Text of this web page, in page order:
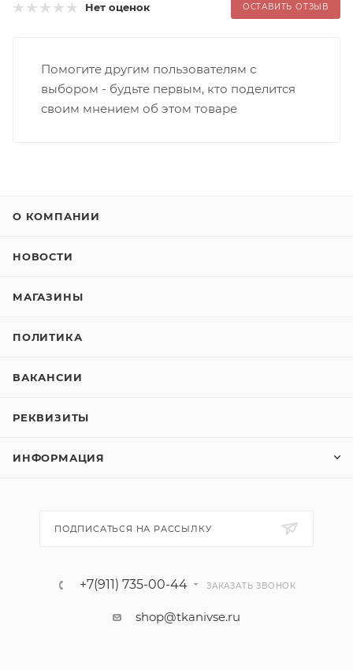
Нет оценок ОСТАВИТЬ ОТЗЫВ
Помогите другим пользователям с
выбором - будьте первым, кто поделится
своим мнением об этом товаре
О КОМПАНИИ
НОВОСТИ
МАГАЗИНЫ
ПОЛИТИКА
ВАКАНСИИ
РЕКВИЗИТЫ
ИНФОРМАЦИЯ
ПОДПИСАТЬСЯ НА РАССЫЛКУ
+7(911) 735-00-44 ЗАКАЗАТЬ ЗВОНОК
shop@tkanivse.ru